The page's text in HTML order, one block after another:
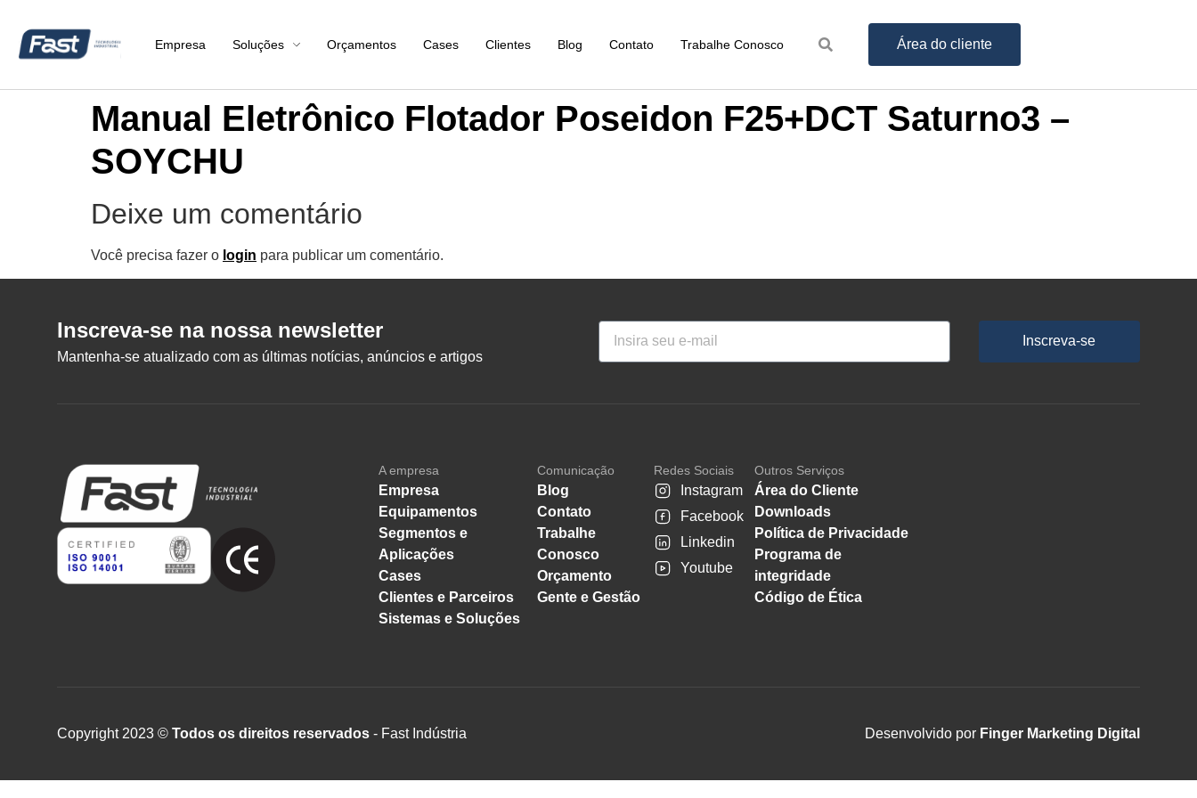
Empresa Soluções Orçamentos Cases Clientes Blog Contato Trabalhe Conosco Área do cliente
Manual Eletrônico Flotador Poseidon F25+DCT Saturno3 –
SOYCHU
Deixe um comentário
Você precisa fazer o login para publicar um comentário.
Inscreva-se na nossa newsletter
Mantenha-se atualizado com as últimas notícias, anúncios e artigos
Inscreva-se
A empresa
Empresa
Equipamentos
Segmentos e
Aplicações
Cases
Clientes e Parceiros
Sistemas e Soluções
Comunicação
Blog
Contato
Trabalhe
Conosco
Orçamento
Gente e Gestão
Redes Sociais
Instagram
Facebook
Linkedin
Youtube
Outros Serviços
Área do Cliente
Downloads
Política de Privacidade
Programa de
integridade
Código de Ética
Copyright 2023 © Todos os direitos reservados - Fast Indústria Desenvolvido por Finger Marketing Digital